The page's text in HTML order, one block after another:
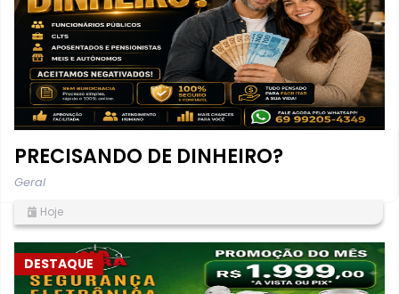
PRECISANDO DE DINHEIRO?
Geral
Hoje
DESTAQUE